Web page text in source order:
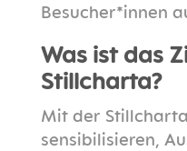
Besucher*innen
Was ist das
Stillcharta?
Mit der
sensibilisieren,